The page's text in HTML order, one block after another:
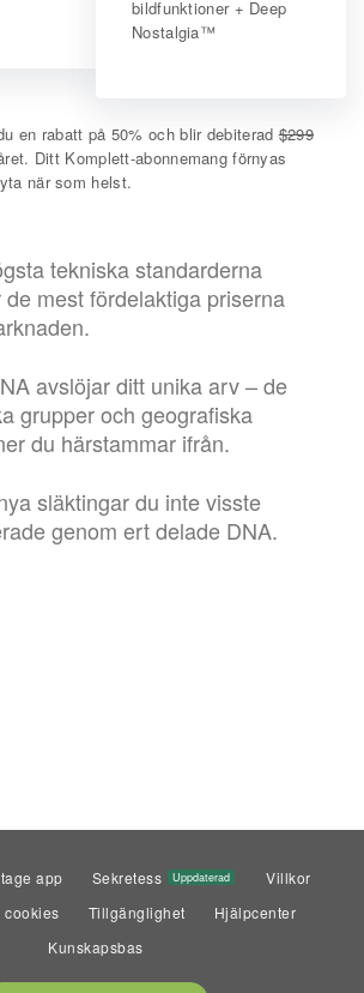
bildfunktioner + Deep
Nostalgia™
en rabatt på 50% och blir debiterad$299
Ditt Komplett-abonnemang förnyas
när som helst.
tekniska standarderna
de mest fördelaktiga priserna
avslöjar ditt unika arv – de
grupper och geografiska
du härstammar ifrån.
släktingar du inte visste
genom ert delade DNA.
app Sekretess Uppdaterad
Villkor
cookies
Tillgänglighet
Hjälpcenter
Kunskapsbas